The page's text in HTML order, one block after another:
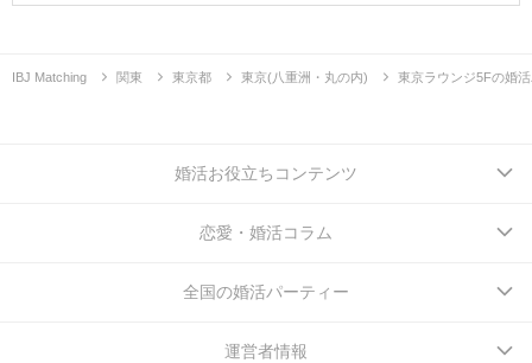
IBJ Matching 関東 東京都 東京(八重洲・丸の内) 東京ラウンジ5Fの婚
婚活お役立ちコンテンツ
恋愛・婚活コラム
全国の婚活パーティー
運営者情報